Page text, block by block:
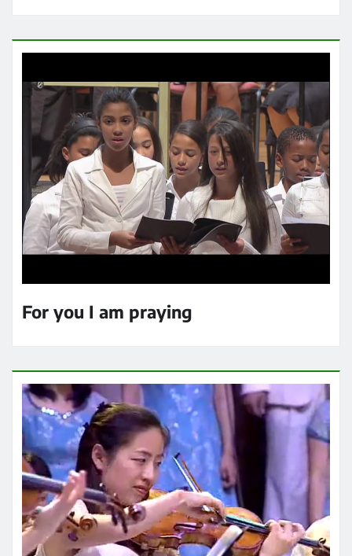
For you I am praying